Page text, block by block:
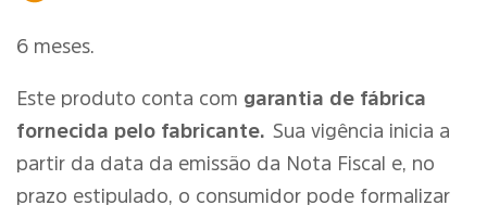
6 meses.
Este produto conta com garantia de fábrica
fornecida pelo fabricante. Sua vigência inicia a
partir da data da emissão da Nota Fiscal e, no
prazo estipulado, o consumidor pode formalizar